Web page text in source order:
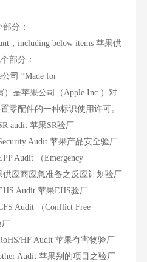
分：
including below items 苹果供
部分：
司 “Made for
）是苹果公司（Apple Inc.）对
零配件的一种标识使用许可。
audit 苹果SR验厂
Audit 苹果产品安全验厂
Audit （Emergency
供应商应急准备之反应计划验厂
Audit 苹果EHS验厂
Audit （Conflict Free
厂
HF Audit 苹果有害物验厂
Audit 苹果别的项目之验厂